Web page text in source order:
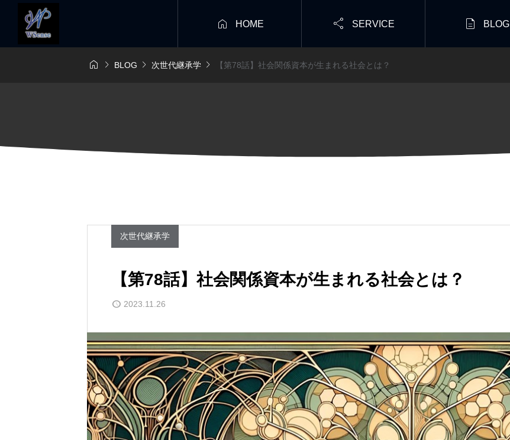
 HOME  SERVICE  BLOG
  BLOG  次世代継承学  【第78話】社会関係資本が生まれる社会とは？
次世代継承学
【第78話】社会関係資本が生まれる社会とは？
2023.11.26